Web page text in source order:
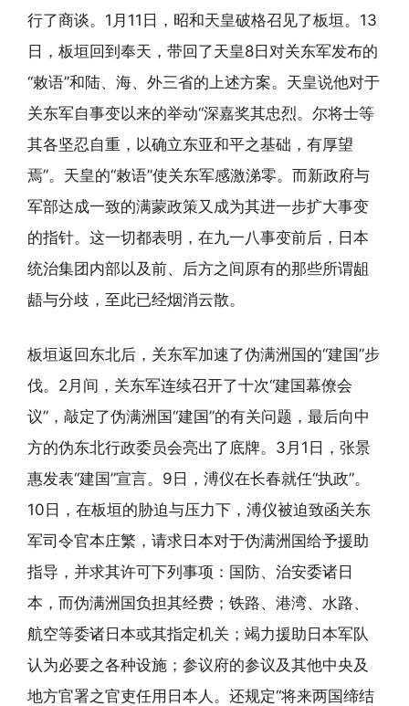
行了商谈。1月11日，昭和天皇破格召见了板垣。13
日，板垣回到奉天，带回了天皇8日对关东军发布的
“敕语”和陆、海、外三省的上述方案。天皇说他对于
关东军自事变以来的举动“深嘉奖其忠烈。尔将士等
其各坚忍自重，以确立东亚和平之基础，有厚望
焉”。天皇的“敕语”使关东军感激涕零。而新政府与
军部达成一致的满蒙政策又成为其进一步扩大事变
的指针。这一切都表明，在九一八事变前后，日本
统治集团内部以及前、后方之间原有的那些所谓龃
龉与分歧，至此已经烟消云散。
板垣返回东北后，关东军加速了伪满洲国的“建国”步
伐。2月间，关东军连续召开了十次“建国幕僚会
议”，敲定了伪满洲国“建国”的有关问题，最后向中
方的伪东北行政委员会亮出了底牌。3月1日，张景
惠发表“建国”宣言。9日，溥仪在长春就任“执政”。
10日，在板垣的胁迫与压力下，溥仪被迫致函关东
军司令官本庄繁，请求日本对于伪满洲国给予援助
指导，并求其许可下列事项：国防、治安委诸日
本，而伪满洲国负担其经费；铁路、港湾、水路、
航空等委诸日本或其指定机关；竭力援助日本军队
认为必要之各种设施；参议府的参议及其他中央及
地方官署之官吏任用日本人。还规定“将来两国缔结